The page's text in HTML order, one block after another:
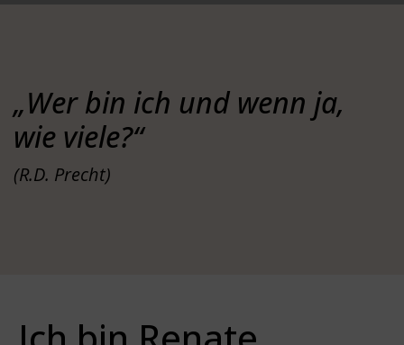
„Wer bin ich und wenn ja,
wie viele?“
(R.D. Precht)